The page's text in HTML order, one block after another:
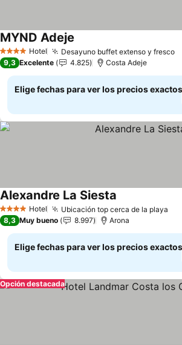
4 EstrellasHotel Desayuno buffet extenso y fresco
MYND Adeje
9,3 Excelente 4.825 Costa Adeje
Elige fechas para ver los precios exactos
4 EstrellasHotel Ubicación top cerca de la playa
Alexandre La Siesta
8,3 Muy bueno 8.997 Arona
Elige fechas para ver los precios exactos
Opción destacada